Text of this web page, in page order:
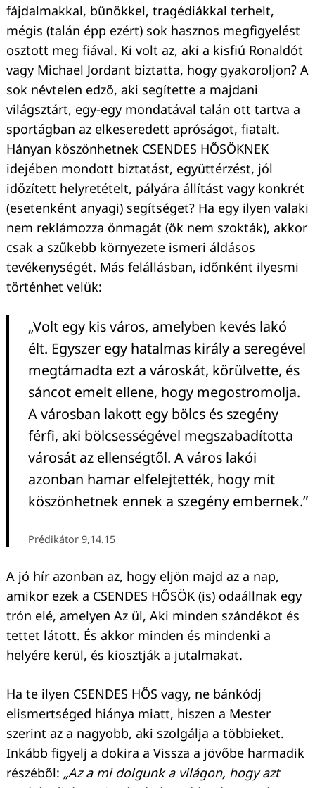
fájdalmakkal, bűnökkel, tragédiákkal terhelt,
mégis (talán épp ezért) sok hasznos megfigyelést
osztott meg fiával. Ki volt az, aki a kisfiú Ronaldót
vagy Michael Jordant biztatta, hogy gyakoroljon? A
sok névtelen edző, aki segítette a majdani
világsztárt, egy-egy mondatával talán ott tartva a
sportágban az elkeseredett apróságot, fiatalt.
Hányan köszönhetnek CSENDES HŐSÖKNEK
idejében mondott biztatást, együttérzést, jól
időzített helyretételt, pályára állítást vagy konkrét
(esetenként anyagi) segítséget? Ha egy ilyen valaki
nem reklámozza önmagát (ők nem szokták), akkor
csak a szűkebb környezete ismeri áldásos
tevékenységét. Más felállásban, időnként ilyesmi
történhet velük:
„Volt egy kis város, amelyben kevés lakó
élt. Egyszer egy hatalmas király a seregével
megtámadta ezt a városkát, körülvette, és
sáncot emelt ellene, hogy megostromolja.
A városban lakott egy bölcs és szegény
férfi, aki bölcsességével megszabadította
városát az ellenségtől. A város lakói
azonban hamar elfelejtették, hogy mit
köszönhetnek ennek a szegény embernek.”
Prédikátor 9,14.15
A jó hír azonban az, hogy eljön majd az a nap,
amikor ezek a CSENDES HŐSÖK (is) odaállnak egy
trón elé, amelyen Az ül, Aki minden szándékot és
tettet látott. És akkor minden és mindenki a
helyére kerül, és kiosztják a jutalmakat.
Ha te ilyen CSENDES HŐS vagy, ne bánkódj
elismertséged hiánya miatt, hiszen a Mester
szerint az a nagyobb, aki szolgálja a többieket.
Inkább figyelj a dokira a Vissza a jövőbe harmadik
részéből: „Az a mi dolgunk a világon, hogy azt